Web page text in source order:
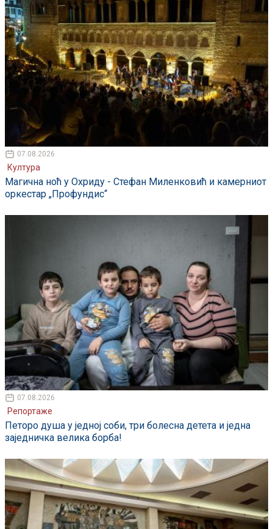
07.08.2026
Култура
Магична ноћ у Охриду - Стефан Миленковић и камерниот
оркестар „Профундис“
07.08.2026
Репортаже
Петоро душа у једној соби, три болесна детета и једна
заједничка велика борба!